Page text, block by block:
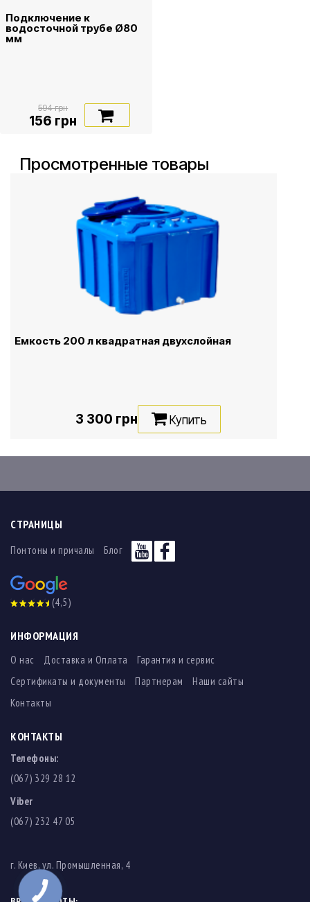
Подключение к
водосточной трубе Ø80
мм
156 грн
594 грн
Просмотренные товары
Емкость 200 л квадратная двухслойная
3 300 грн Купить
СТРАНИЦЫ
Понтоны и причалы Блог
(4,5)
ИНФОРМАЦИЯ
О нас Доставка и Оплата
Гарантия и сервис
Сертификаты и документы
Партнерам
Наши сайты
Контакты
КОНТАКТЫ
Телефоны:
(067) 329 28 12
Viber
(067) 232 47 05
г. Киев, ул. Промышленная, 4